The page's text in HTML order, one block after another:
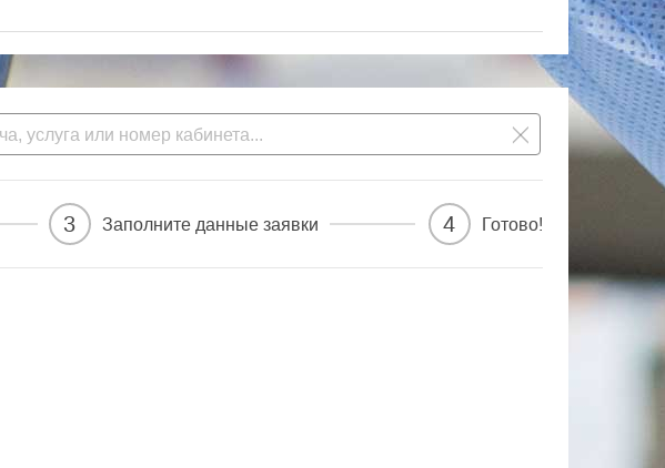
3 Заполните данные заявки 4 Готово!